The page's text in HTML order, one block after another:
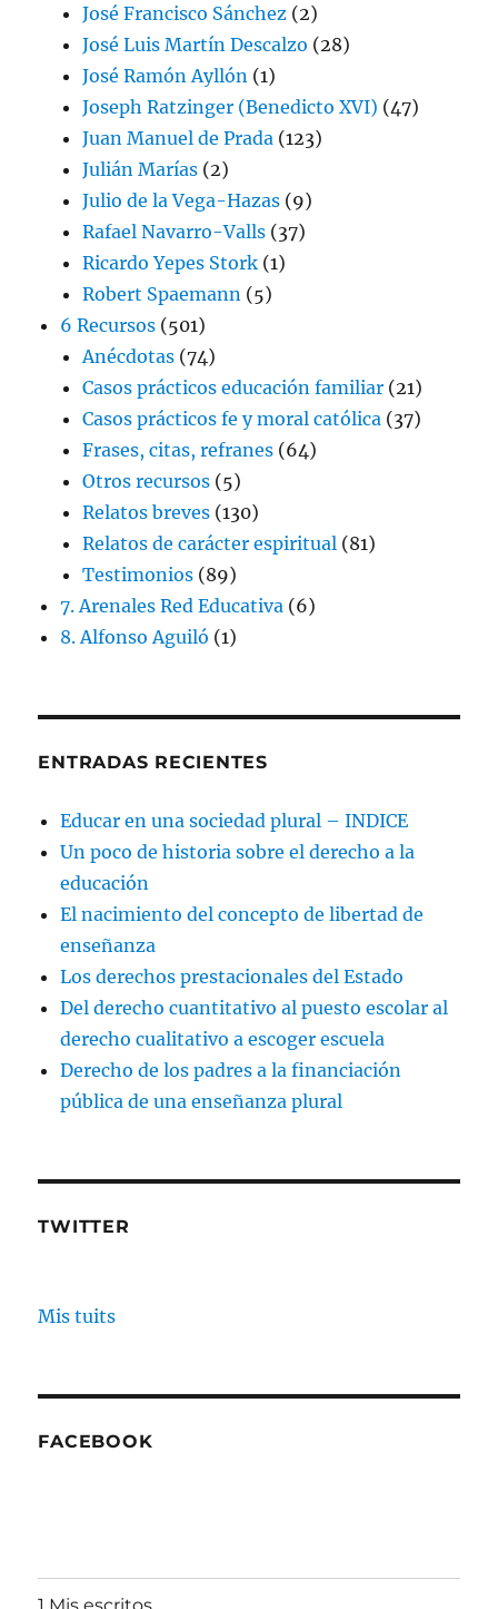
José Francisco Sánchez (2)
José Luis Martín Descalzo (28)
José Ramón Ayllón (1)
Joseph Ratzinger (Benedicto XVI) (47)
Juan Manuel de Prada (123)
Julián Marías (2)
Julio de la Vega-Hazas (9)
Rafael Navarro-Valls (37)
Ricardo Yepes Stork (1)
Robert Spaemann (5)
6 Recursos (501)
Anécdotas (74)
Casos prácticos educación familiar (21)
Casos prácticos fe y moral católica (37)
Frases, citas, refranes (64)
Otros recursos (5)
Relatos breves (130)
Relatos de carácter espiritual (81)
Testimonios (89)
7. Arenales Red Educativa (6)
8. Alfonso Aguiló (1)
ENTRADAS RECIENTES
Educar en una sociedad plural – INDICE
Un poco de historia sobre el derecho a la
educación
El nacimiento del concepto de libertad de
enseñanza
Los derechos prestacionales del Estado
Del derecho cuantitativo al puesto escolar al
derecho cualitativo a escoger escuela
Derecho de los padres a la financiación
pública de una enseñanza plural
TWITTER
Mis tuits
FACEBOOK